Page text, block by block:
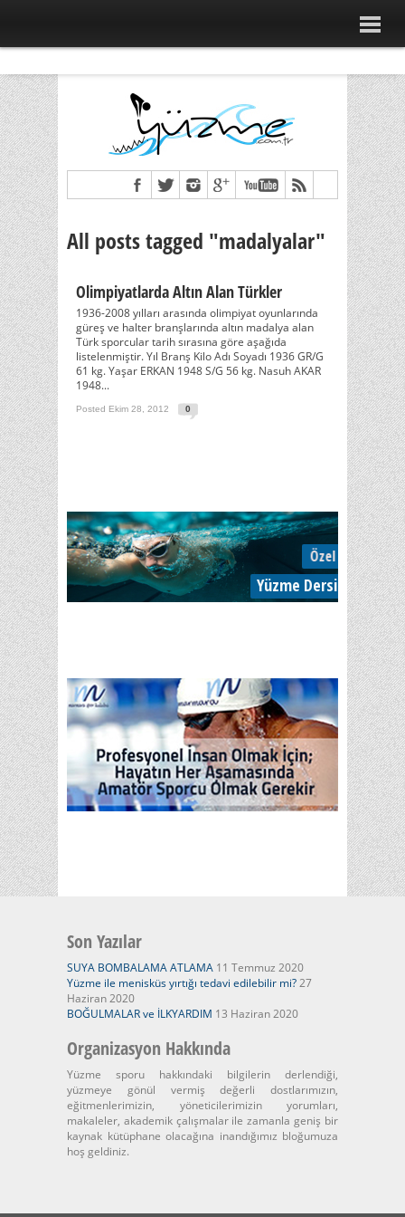
All posts tagged "madalyalar"
Olimpiyatlarda Altın Alan Türkler
1936-2008 yılları arasında olimpiyat oyunlarında
güreş ve halter branşlarında altın madalya alan
Türk sporcular tarih sırasına göre aşağıda
listelenmiştir. Yıl Branş Kilo Adı Soyadı 1936 GR/G
61 kg. Yaşar ERKAN 1948 S/G 56 kg. Nasuh AKAR
1948...
Posted Ekim 28, 2012 0
Son Yazılar
SUYA BOMBALAMA ATLAMA 11 Temmuz 2020
Yüzme ile menisküs yırtığı tedavi edilebilir mi?27
Haziran 2020
BOĞULMALAR ve İLKYARDIM 13 Haziran 2020
Organizasyon Hakkında
Yüzme sporu hakkındaki bilgilerin derlendiği,
yüzmeye gönül vermiş değerli dostlarımızın,
eğitmenlerimizin, yöneticilerimizin yorumları,
makaleler, akademik çalışmalar ile zamanla geniş bir
kaynak kütüphane olacağına inandığımız bloğumuza
hoş geldiniz.